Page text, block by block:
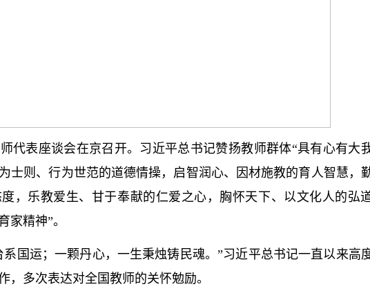
代表座谈会在京召开。习 近平总书记赞扬教师群体“具有心有大我
士则、行为世范的道德情操，启智润心、因材施教的育人智慧，
，乐教爱生、甘于奉献的仁爱之心，胸怀天下、以文化人的弘
家精神”。
国运；一颗丹心，一生秉烛铸民魂。”习近平总书记一直以来高
，多次表达对全国教师的关怀勉励。